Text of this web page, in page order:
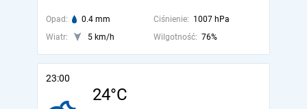
Opad: 0.4 mm Ciśnienie: 1007 hPa
Wiatr:
5 km/h Wilgotność: 76%
23:00
24°C